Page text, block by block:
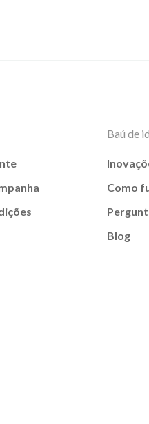
Baú de
Como
Blog